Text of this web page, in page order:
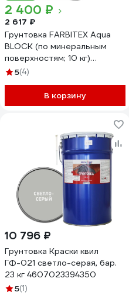
2 400 ₽
2 617 ₽
Грунтовка FARBITEX Aqua
BLOCK (по минеральным
поверхностям; 10 кг)
4300007191
5(4)
В корзину
10 796 ₽
Грунтовка Краски квил
ГФ-021 светло-серая, бар.
23 кг 4607023394350
5(1)